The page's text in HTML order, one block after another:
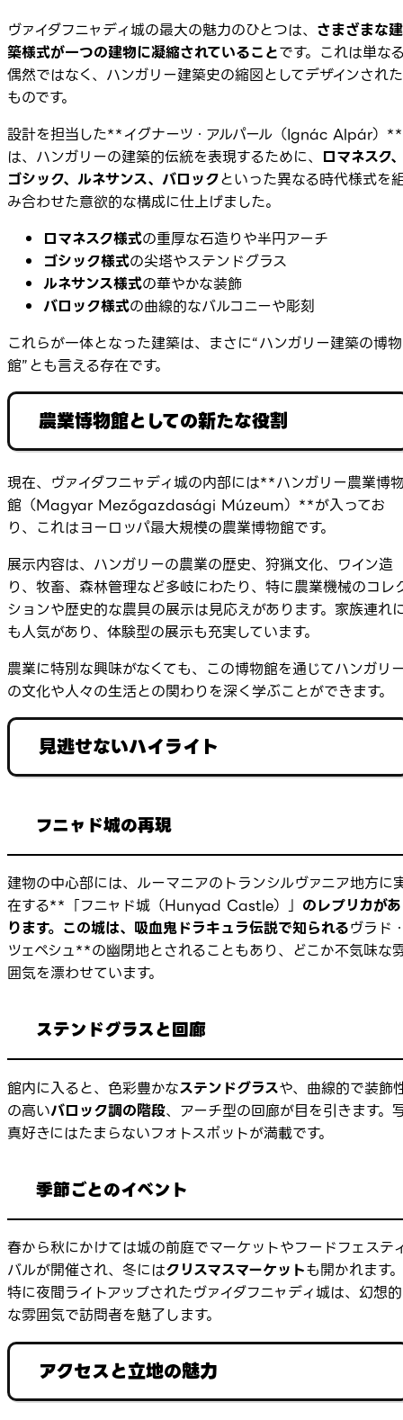
ヴァイダフニャディ城の最大の魅力のひとつは、 さまざまな建
築様式が一つの建物に凝縮されていることです。これは単な
偶然ではなく、ハンガリー建築史の縮図としてデザインされた
ものです。
設計を担当した**イグナーツ・アルパール（Ignác Alpár）**
は、ハンガリーの建築的伝統を表現するために、 ロマネスク
ゴシック、ルネサンス、バロックといった異なる時代様式を
み合わせた意欲的な構成に仕上げました。
ロマネスク様式の重厚な石造りや半円アーチ
ゴシック様式の尖塔やステンドグラス
ルネサンス様式の華やかな装飾
バロック様式の曲線的なバルコニーや彫刻
これらが一体となった建築は、まさに“ハンガリー建築の博物
館”とも言える存在です。
農業博物館としての新たな役割
現在、ヴァイダフニャディ城の内部には**ハンガリー農業博
館（Magyar Mezőgazdasági Múzeum）**が入ってお
り、これはヨーロッパ最大規模の農業博物館です。
展示内容は、ハンガリーの農業の歴史、狩猟文化、ワイン造
り、牧畜、森林管理など多岐にわたり、特に農業機械のコレ
ションや歴史的な農具の展示は見応えがあります。家族連れ
も人気があり、体験型の展示も充実しています。
農業に特別な興味がなくても、この博物館を通じてハンガリ
の文化や人々の生活との関わりを深く学ぶことができます。
見逃せないハイライト
フニャド城の再現
建物の中心部には、ルーマニアのトランシルヴァニア地方に
在する**「フニャド城（Hunyad Castle）」 のレプリカがあ
ります。この城は、吸血鬼ドラキュラ伝説で知られるヴラド
ツェペシュ**の幽閉地とされることもあり、どこか不気味な
囲気を漂わせています。
ステンドグラスと回廊
館内に入ると、色彩豊かなステンドグラスや、曲線的で装飾
の高いバロック調の階段、アーチ型の回廊が目を引きます。
真好きにはたまらないフォトスポットが満載です。
季節ごとのイベント
春から秋にかけては城の前庭でマーケットやフードフェステ
バルが開催され、冬にはクリスマスマーケットも開かれます。
特に夜間ライトアップされたヴァイダフニャディ城は、幻想的
な雰囲気で訪問者を魅了します。
アクセスと立地の魅力